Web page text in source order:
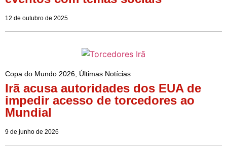
12 de outubro de 2025
Copa do Mundo 2026 Últimas Notícias
Irã acusa autoridades dos EUA de
impedir acesso de torcedores ao
Mundial
9 de junho de 2026